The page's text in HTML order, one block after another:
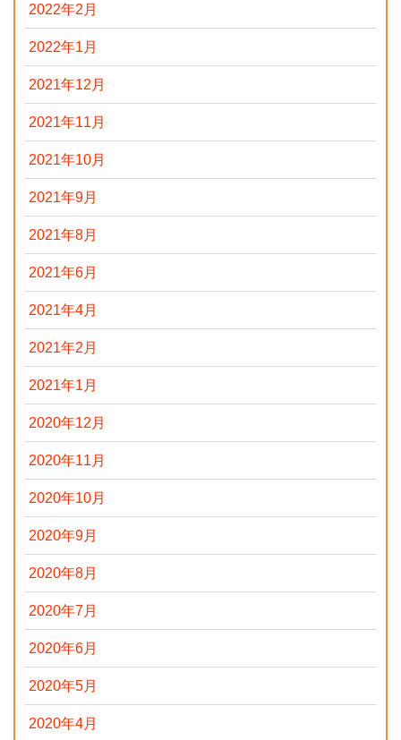
2022年2月
2022年1月
2021年12月
2021年11月
2021年10月
2021年9月
2021年8月
2021年6月
2021年4月
2021年2月
2021年1月
2020年12月
2020年11月
2020年10月
2020年9月
2020年8月
2020年7月
2020年6月
2020年5月
2020年4月